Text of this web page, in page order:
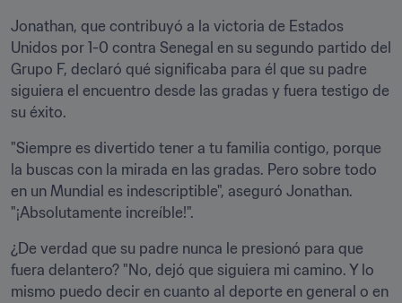
Jonathan, que contribuyó a la victoria de Estados
Unidos por 1-0 contra Senegal en su segundo partido del
Grupo F, declaró qué significaba para él que su padre
siguiera el encuentro desde las gradas y fuera testigo de
su éxito.
"Siempre es divertido tener a tu familia contigo, porque
la buscas con la mirada en las gradas. Pero sobre todo
en un Mundial es indescriptible", aseguró Jonathan.
"¡Absolutamente increíble!".
¿De verdad que su padre nunca le presionó para que
fuera delantero? "No, dejó que siguiera mi camino. Y lo
mismo puedo decir en cuanto al deporte en general o en